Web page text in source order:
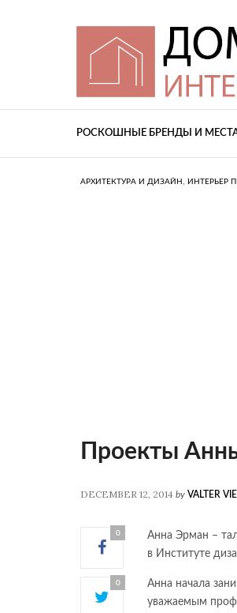
РОСКОШНЫЕ БРЕНДЫ И
АРХИТЕКТУРА И ДИЗАЙН , ИНТЕРЬЕР
Проекты
DECEMBER 12, 2014 by VALTER
0
0
Анна Эрман –
в Институте
Анна начала
уважаемым